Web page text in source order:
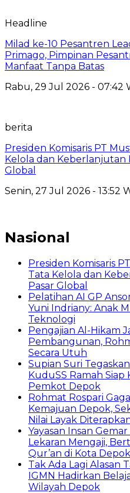
Headline
Milad ke-10 Pesantren
Primago, Pimpinan
Manfaat Tanpa Batas
Rabu, 29 Jul 2026 - 07:42
berita
Presiden Komisaris PT
Kelola dan Keberlanjutan
Global
Senin, 27 Jul 2026 - 13:52
Nasional
Presiden Komisaris
Tata Kelola dan
Pasar Global
Pelatihan AI GP
Yuni Indriany: Anak
Teknologi
Pengajian Al-Hikam
Pembangunan,
Secara Utuh
Supian Suri
KuduSS Ramah
Pemkot Depok
Rohmat Rospari
Kemajuan Depok,
Nilai Layak
Yayasan Insan
Lekaran Mengaji,
Qur’an di Kota Depok
Tak Ada Lagi Alasan
IGMN Hadirkan
Wilayah Depok